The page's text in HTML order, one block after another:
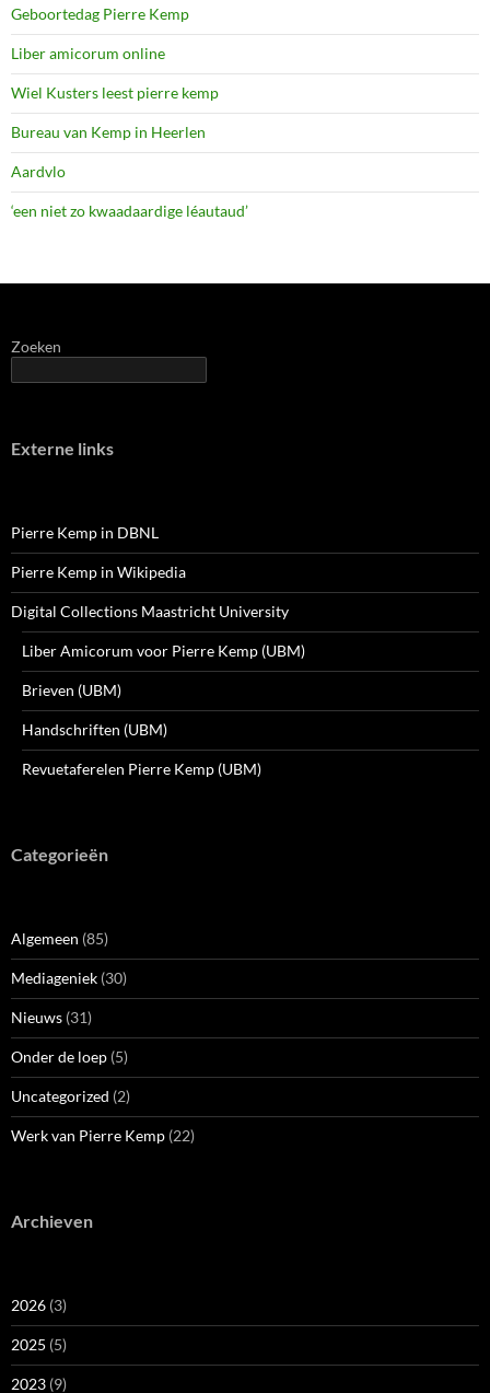
Geboortedag Pierre Kemp
Liber amicorum online
Wiel Kusters leest pierre kemp
Bureau van Kemp in Heerlen
Aardvlo
‘een niet zo kwaadaardige léautaud’
Zoeken
Externe links
Pierre Kemp in DBNL
Pierre Kemp in Wikipedia
Digital Collections Maastricht University
Liber Amicorum voor Pierre Kemp (UBM)
Brieven (UBM)
Handschriften (UBM)
Revuetaferelen Pierre Kemp (UBM)
Categorieën
Algemeen (85)
Mediageniek (30)
Nieuws (31)
Onder de loep (5)
Uncategorized (2)
Werk van Pierre Kemp (22)
Archieven
2026 (3)
2025 (5)
2023 (9)